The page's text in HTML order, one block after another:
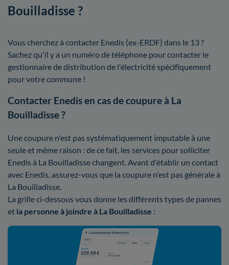
Bouilladisse ?
Vous cherchez à contacter Enedis (ex-ERDF) dans le 13 ?
Sachez qu'il y a un numéro de téléphone pour contacter le
gestionnaire de distribution de l'électricité spécifiquement
pour votre commune !
Contacter Enedis en cas de coupure à La
Bouilladisse ?
Une coupure n'est pas systématiquement imputable à une
seule et même raison : de ce fait, les services pour solliciter
Enedis à La Bouilladisse changent. Avant d'établir un contact
avec Enedis, assurez-vous que la coupure n'est pas générale à
La Bouilladisse.
La grille ci-dessous vous donne les différents types de pannes
et la personne à joindre à La Bouilladisse :